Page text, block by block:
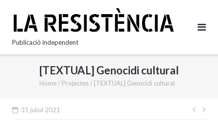
content
Publicació independent
[TEXTUAL] Genocidi cultural
Home/ Projectes/ [TEXTUAL] Genocidi cultural
31 juliol 2021